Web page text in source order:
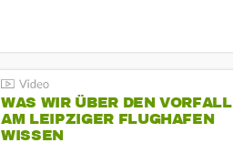
WAS WIR ÜBER DEN VORFALL
AM LEIPZIGER FLUGHAFEN
WISSEN